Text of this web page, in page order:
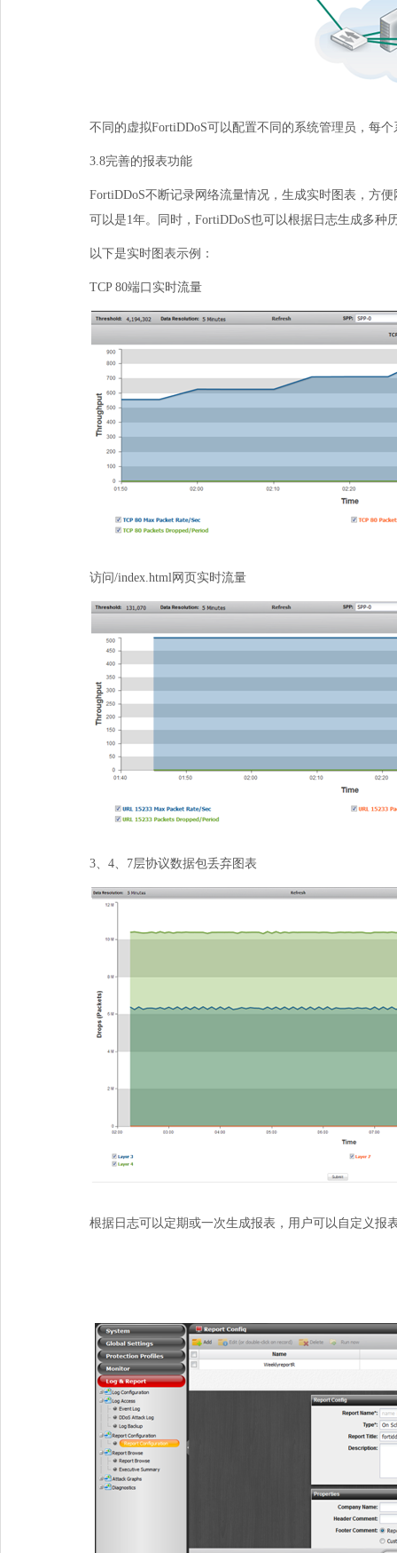
不同的虚拟FortiDDoS可以配置不同的系统管理员，每
3.8完善的报表功能
FortiDDoS不断记录网络流量情况，生成实时图表，方
可以是1年。同时， FortiDDoS也可以根据日志生成多种
以下是实时图表示例：
TCP80端口实时流量
访问/index.html 网页实时流量
3、 4 7层协议数据包丢弃图表
根据日志可以定期或一次生成报表，用户可以自定义报